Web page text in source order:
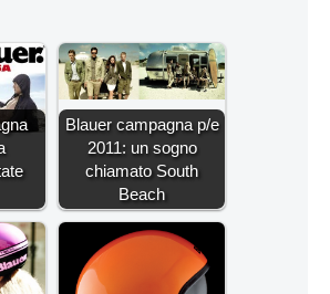
Blauer campagna p/e
2011: un sogno
chiamato South
Beach